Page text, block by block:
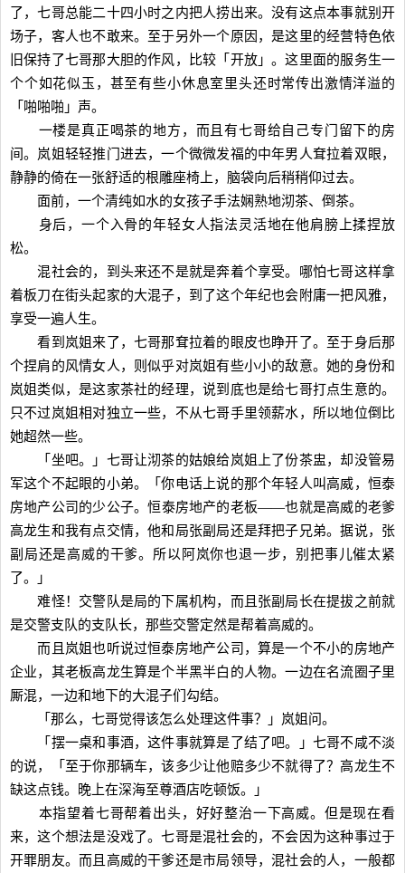
了，七哥总能二十四小时之内把人捞出来。没有这点本事就别开
场子，客人也不敢来。至于另外一个原因，是这里的经营特色依
旧保持了七哥那大胆的作风，比较「开放」。这里面的服务生一
个个如花似玉，甚至有些小休息室里头还时常传出激情洋溢的
「啪啪啪」声。
一楼是真正喝茶的地方，而且有七哥给自己专门留下的房
间。岚姐轻轻推门进去，一个微微发福的中年男人耷拉着双眼，
静静的倚在一张舒适的根雕座椅上，脑袋向后稍稍仰过去。
面前，一个清纯如水的女孩子手法娴熟地沏茶、倒茶。
身后，一个入骨的年轻女人指法灵活地在他肩膀上揉捏放
松。
混社会的，到头来还不是就是奔着个享受。哪怕七哥这样拿
着板刀在街头起家的大混子，到了这个年纪也会附庸一把风雅，
享受一遍人生。
看到岚姐来了，七哥那耷拉着的眼皮也睁开了。至于身后那
个捏肩的风情女人，则似乎对岚姐有些小小的敌意。她的身份和
岚姐类似，是这家茶社的经理，说到底也是给七哥打点生意的。
只不过岚姐相对独立一些，不从七哥手里领薪水，所以地位倒比
她超然一些。
「坐吧。」七哥让沏茶的姑娘给岚姐上了份茶盅，却没管易
军这个不起眼的小弟。「你电话上说的那个年轻人叫高威，恒泰
房地产公司的少公子。恒泰房地产的老板——也就是高威的老爹
高龙生和我有点交情，他和局张副局还是拜把子兄弟。据说，张
副局还是高威的干爹。所以阿岚你也退一步，别把事儿催太紧
了。」
难怪！交警队是局的下属机构，而且张副局长在提拔之前就
是交警支队的支队长，那些交警定然是帮着高威的。
而且岚姐也听说过恒泰房地产公司，算是一个不小的房地产
企业，其老板高龙生算是个半黑半白的人物。一边在名流圈子里
厮混，一边和地下的大混子们勾结。
「那么，七哥觉得该怎么处理这件事？」岚姐问。
「摆一桌和事酒，这件事就算是了结了吧。」七哥不咸不淡
的说，「至于你那辆车，该多少让他赔多少不就得了？高龙生不
缺这点钱。晚上在深海至尊酒店吃顿饭。」
本指望着七哥帮着出头，好好整治一下高威。但是现在看
来，这个想法是没戏了。七哥是混社会的，不会因为这种事过于
开罪朋友。而且高威的干爹还是市局领导，混社会的人，一般都